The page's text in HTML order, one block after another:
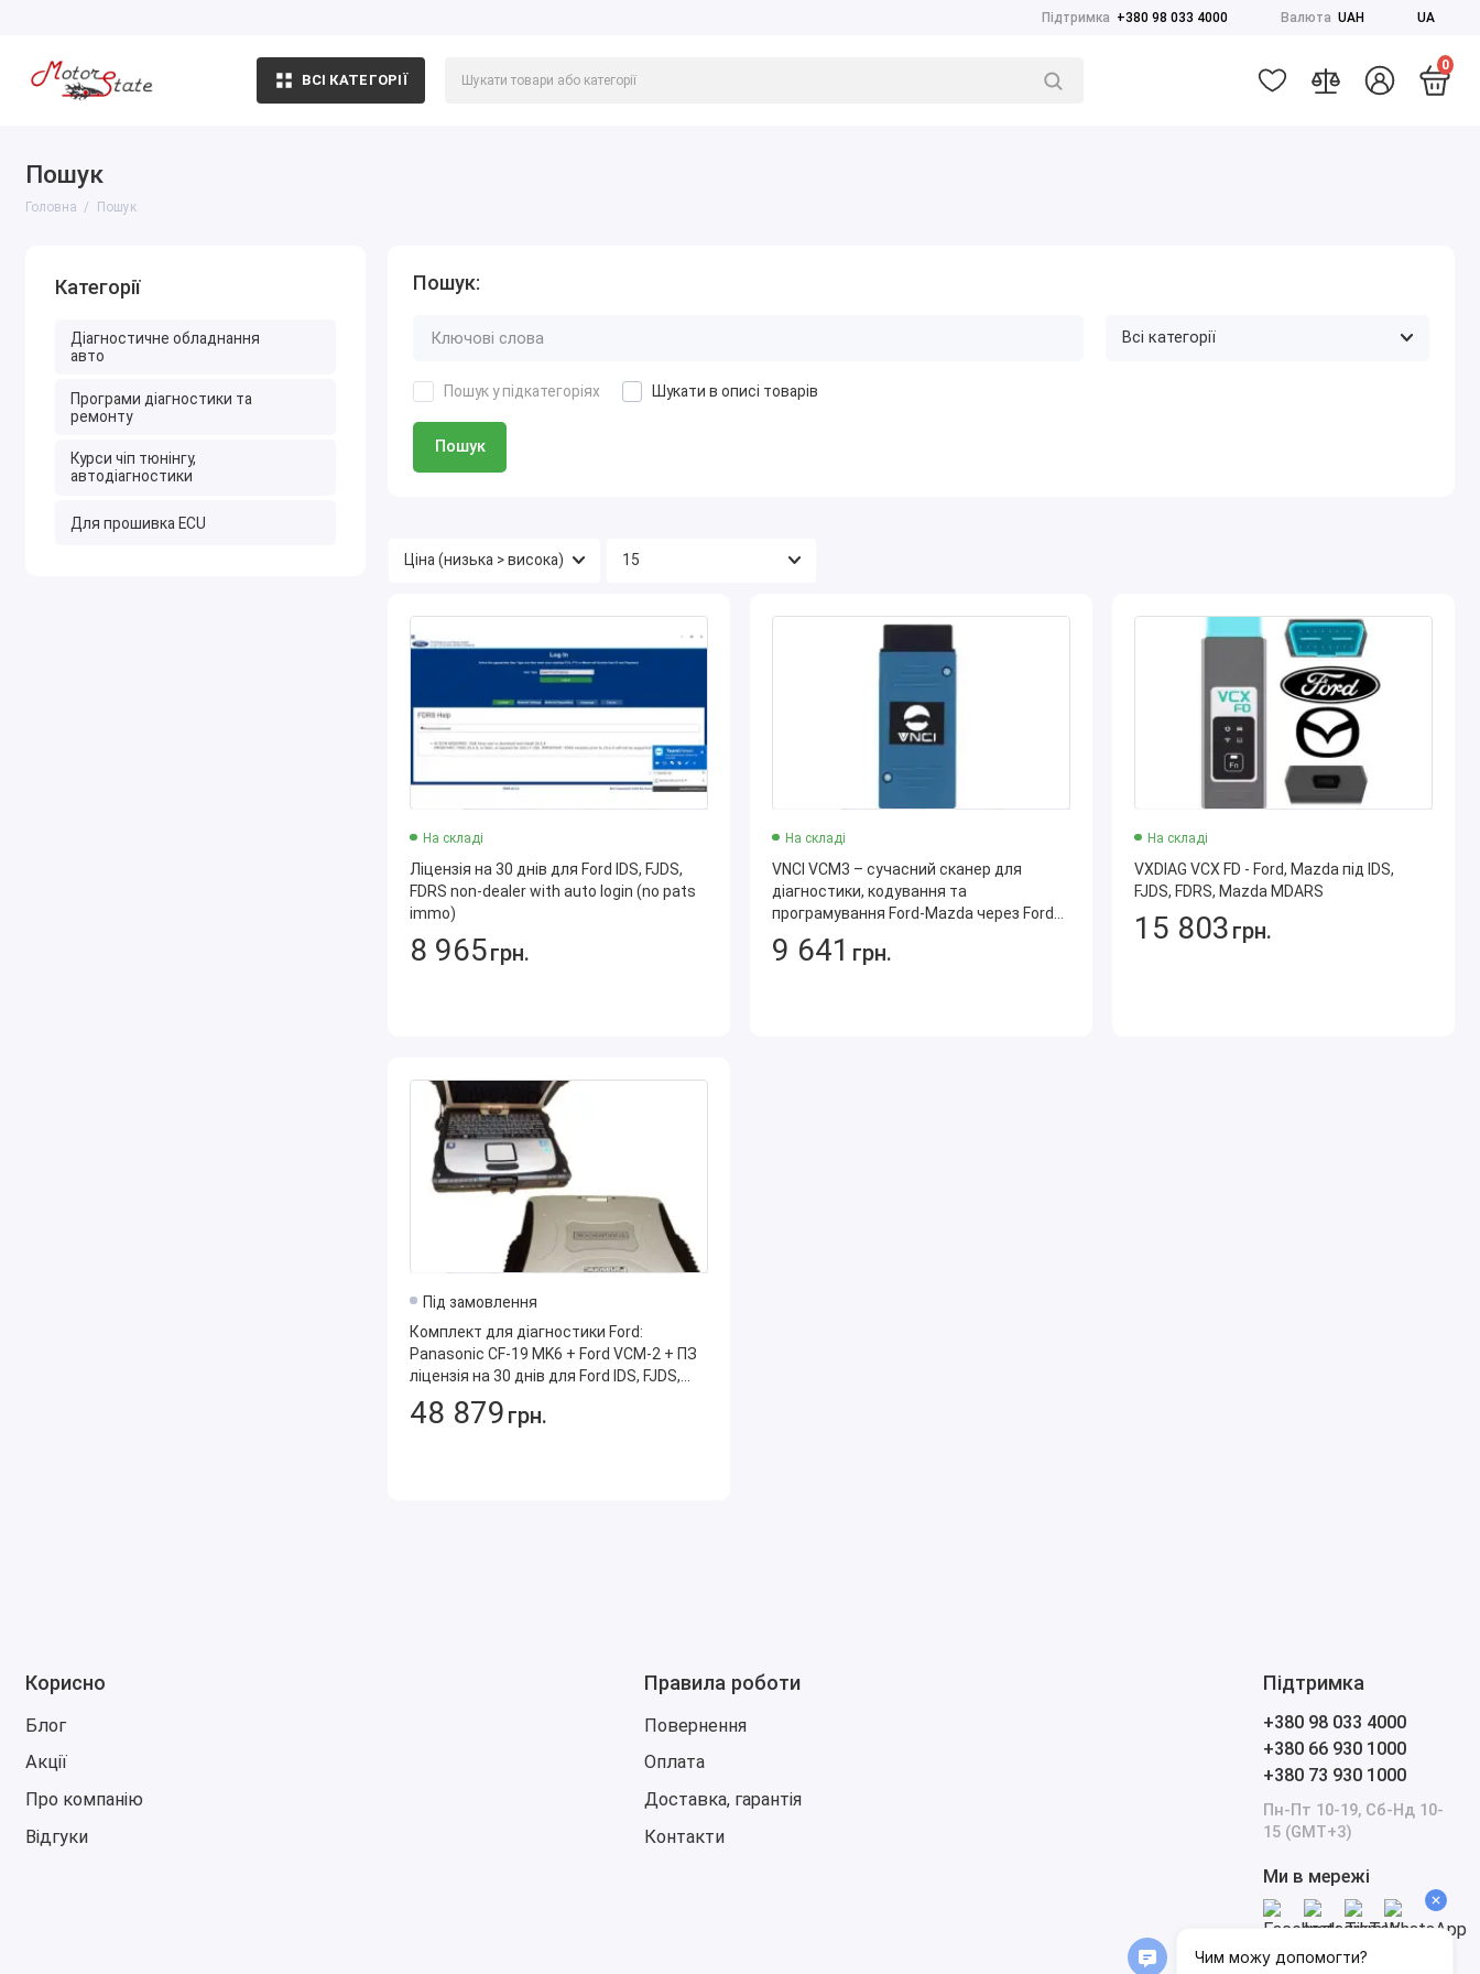
Підтримка +380 98 033 4000 Валюта UAH UA
ВСІ КАТЕГОРІЇ
0
Пошук
Головна Пошук
Категорії
Діагностичне обладнання
авто
Програми діагностики та
ремонту
Курси чіп тюнінгу,
автодіагностики
Для прошивка ECU
Пошук:
Пошук у підкатегоріях Шукати в описі товарів
Пошук
На складі
Ліцензія на 30 днів для Ford IDS, FJDS,
FDRS non-dealer with auto login (no pats
immo)
8 965грн.
На складі
VNCI VCM3 – сучасний сканер для
діагностики, кодування та
програмування Ford-Mazda через Ford
IDS, Mazda IDS, FDRS, MDARS
9 641 грн.
На складі
VXDIAG VCX FD - Ford, Mazda під IDS,
FJDS, FDRS, Mazda MDARS
15 803 грн.
Під замовлення
Комплект для діагностики Ford:
Panasonic CF-19 MK6 + Ford VCM-2 + ПЗ
ліцензія на 30 днів для Ford IDS, FJDS,
FDRS + Посібник з ремонту,
електросхеми, розпинування Ford TIS
48 879 грн.
Корисно
Блог
Акції
Про компанію
Відгуки
Правила роботи
Повернення
Оплата
Доставка, гарантія
Контакти
Підтримка
+380 98 033 4000
+380 66 930 1000
+380 73 930 1000
Пн-Пт 10-19, Сб-Нд 10-
15 (GMT+3)
Ми в мережі